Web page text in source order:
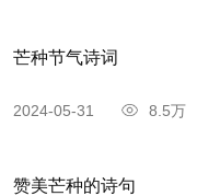
芒种节气诗词
2024-05-31 8.5万
赞美芒种的诗句